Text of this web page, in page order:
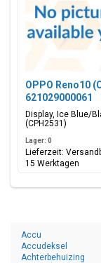
OPPO Reno10
621029000061
Display, Ice Blue/
(CPH2531)
Lager: 0
Lieferzeit:
15 Werktagen
Accu
Accudeksel
Achterbehuizing